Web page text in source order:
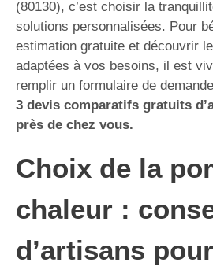
(80130), c’est choisir la
solutions personnalisées. Pour
estimation gratuite et découvrir
adaptées à vos besoins, il est
remplir un formulaire de
3 devis comparatifs gratuits
près de chez vous.
Choix de la
chaleur :
d’artisans pour